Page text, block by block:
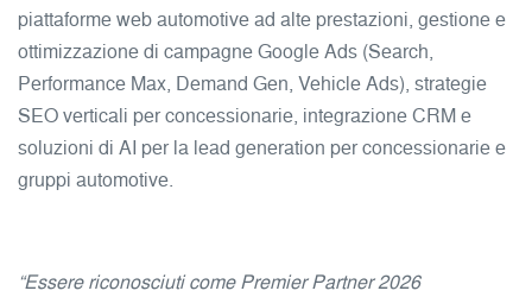
piattaforme web automotive ad alte prestazioni, gestione e
ottimizzazione di campagne Google Ads (Search,
Performance Max, Demand Gen, Vehicle Ads), strategie
SEO verticali per concessionarie, integrazione CRM e
soluzioni di AI per la lead generation per concessionarie e
gruppi automotive.
“Essere riconosciuti come Premier Partner 2026